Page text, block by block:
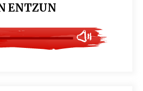
ENTZUN